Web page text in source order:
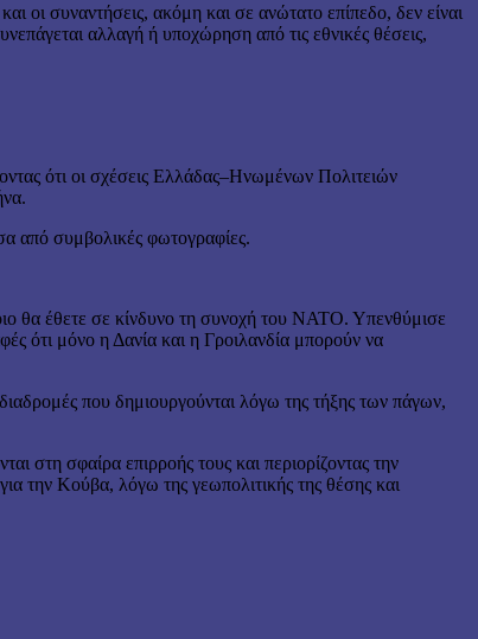
οι συναντήσεις, ακόμη και σε ανώτατο επίπεδο, δεν είναι
αλλαγή ή υποχώρηση από τις εθνικές θέσεις,
ότι οι σχέσεις Ελλάδας–Ηνωμένων Πολιτειών
από συμβολικές φωτογραφίες.
θα έθετε σε κίνδυνο τη συνοχή του ΝΑΤΟ. Υπενθύμισε
ότι μόνο η Δανία και η Γροιλανδία μπορούν να
διαδρομές που δημιουργούνται λόγω της τήξης των πάγων,
στη σφαίρα επιρροής τους και περιορίζοντας την
την Κούβα, λόγω της γεωπολιτικής της θέσης και